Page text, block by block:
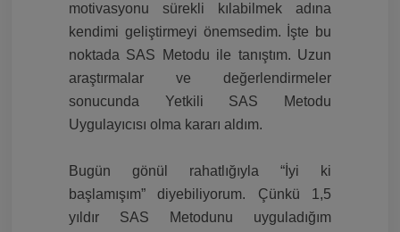
motivasyonu sürekli kılabilmek adına
kendimi geliştirmeyi önemsedim. İşte bu
noktada SAS Metodu ile tanıştım. Uzun
araştırmalar ve değerlendirmeler
sonucunda Yetkili SAS Metodu
Uygulayıcısı olma kararı aldım.
Bugün gönül rahatlığıyla “İyi ki
başlamışım” diyebiliyorum. Çünkü 1,5
yıldır SAS Metodunu uyguladığım